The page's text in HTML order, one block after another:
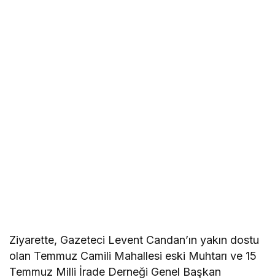
Ziyarette, Gazeteci Levent Candan’ın yakın dostu
olan Temmuz Camili Mahallesi eski Muhtarı ve 15
Temmuz Milli İrade Derneği Genel Başkan